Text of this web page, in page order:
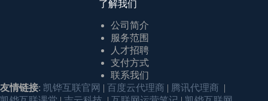
了解我们
公司简介
服务范围
人才招聘
支付方式
联系我们
友情链接: 凯铧互联官网 | 百度云代理商 | 腾讯代理商 |